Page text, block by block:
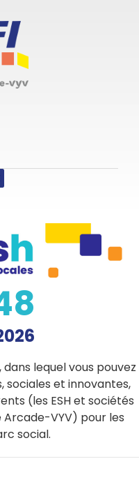
lequel vous pouvez
sociales et innovantes,
(les ESH et sociétés
Arcade-VYV) pour les
social.